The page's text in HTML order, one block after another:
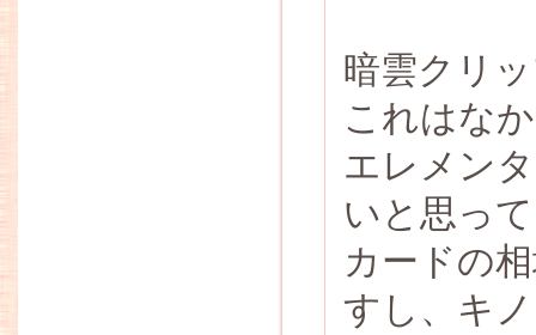
暗雲クリ
これはな
エレメン
いと思っ
カードの
すし、キ